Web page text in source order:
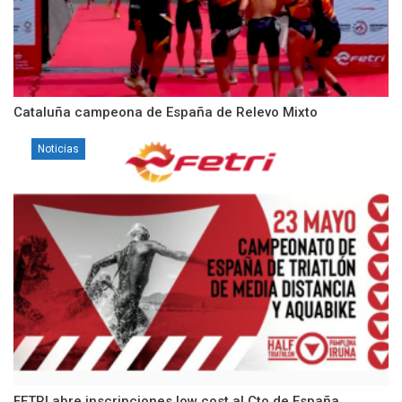
Cataluña campeona de España de Relevo Mixto
Noticias